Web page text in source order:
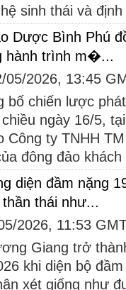
sinh thái và
Dược Bình Phú
hành trình m�...
05/2026, 13:45
bố chiến lược
ngày 16/5,
Công ty TNHH
đông đảo
diện đầm nặng
thái như...
2026, 11:53
Giang trở
khi diện bộ
xét giống như